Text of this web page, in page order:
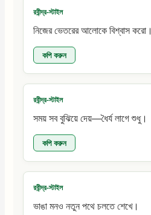
রবীন্দ্র-স্টাইল
নিজের ভেতরের আলোকে বিশ্বাস করো।
কপি করুন
রবীন্দ্র-স্টাইল
সময় সব বুঝিয়ে দেয়—ধৈর্য লাগে শুধু।
কপি করুন
রবীন্দ্র-স্টাইল
ভাঙা মনও নতুন পথে চলতে শেখে।